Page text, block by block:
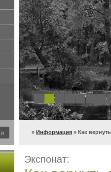
» Информация » Как
Экспонат: